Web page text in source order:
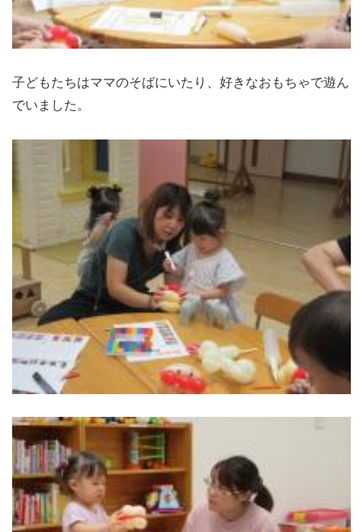
子どもたちはママのそばにいたり、好きなおもちゃで遊ん
でいました。